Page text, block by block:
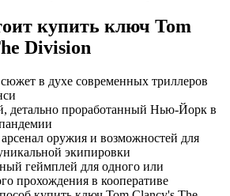
купить ключ Tom
Division
в духе современных триллеров
детально проработанный Нью‑Йорк в
оружия и возможностей для
экипировки
геймплей для одного или
прохождения в кооперативе